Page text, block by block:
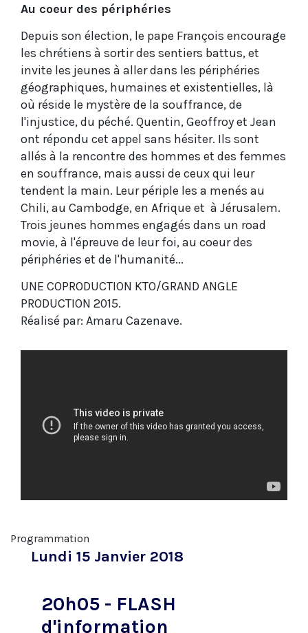
Au coeur des périphéries
Depuis son élection, le pape François encourage
les chrétiens à sortir des sentiers battus, et
invite les jeunes à aller dans les périphéries
géographiques, humaines et existentielles, là
où réside le mystère de la souffrance, de
l'injustice, du péché. Quentin, Geoffroy et Jean
ont répondu cet appel sans hésiter. Ils sont
allés à la rencontre des hommes et des femmes
en souffrance, mais aussi de ceux qui leur
tendent la main. Leur périple les a menés au
Chili, au Cambodge, en Afrique et à Jérusalem.
Trois jeunes hommes engagés dans un road
movie, à l'épreuve de leur foi, au coeur des
périphéries et de l'humanité...
UNE COPRODUCTION KTO/GRAND ANGLE
PRODUCTION 2015.
Réalisé par: Amaru Cazenave.
Programmation
Lundi 15 Janvier 2018
20h05 - FLASH
d'information